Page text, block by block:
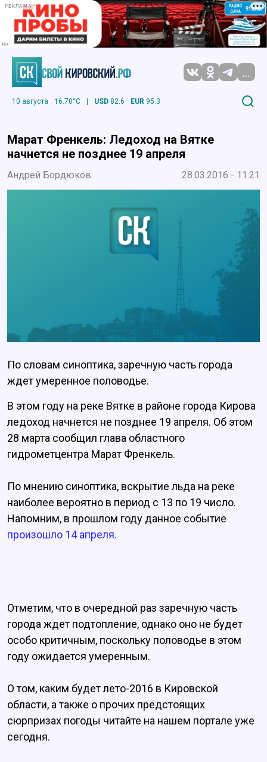
РЕКЛАМА
...
10 августа 16.70°C | USD 82.6 EUR 95.3
Марат Френкель: Ледоход на Вятке
начнется не позднее 19 апреля
Андрей Бордюков 28.03.2016 - 11:21
По словам синоптика, заречную часть города
ждет умеренное половодье.
В этом году на реке Вятке в районе города Кирова
ледоход начнется не позднее 19 апреля. Об этом
28 марта сообщил глава областного
гидрометцентра Марат Френкель.
По мнению синоптика, вскрытие льда на реке
наиболее вероятно в период с 13 по 19 число.
Напомним, в прошлом году данное событие
произошло 14 апреля.
Отметим, что в очередной раз заречную часть
города ждет подтопление, однако оно не будет
особо критичным, поскольку половодье в этом
году ожидается умеренным.
О том, каким будет лето-2016 в Кировской
области, а также о прочих предстоящих
сюрпризах погоды читайте на нашем портале уже
сегодня.